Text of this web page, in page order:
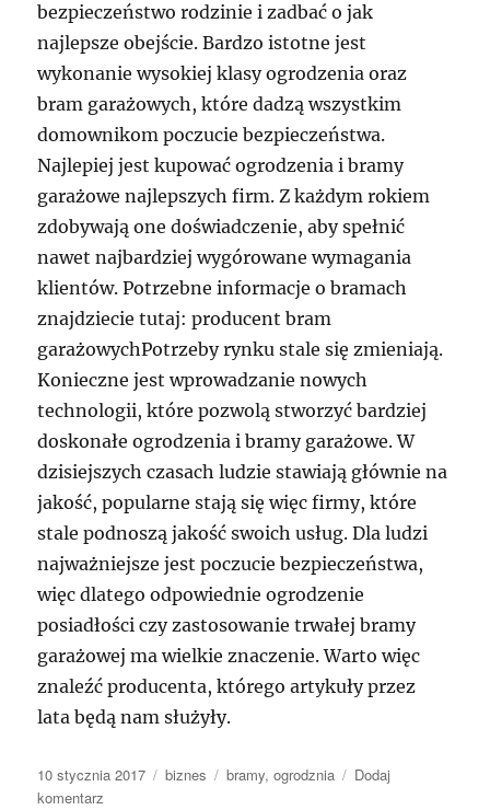
bezpieczeństwo rodzinie i zadbać o jak
najlepsze obejście. Bardzo istotne jest
wykonanie wysokiej klasy ogrodzenia oraz
bram garażowych, które dadzą wszystkim
domownikom poczucie bezpieczeństwa.
Najlepiej jest kupować ogrodzenia i bramy
garażowe najlepszych firm. Z każdym rokiem
zdobywają one doświadczenie, aby spełnić
nawet najbardziej wygórowane wymagania
klientów. Potrzebne informacje o bramach
znajdziecie tutaj: producent bram
garażowychPotrzeby rynku stale się zmieniają.
Konieczne jest wprowadzanie nowych
technologii, które pozwolą stworzyć bardziej
doskonałe ogrodzenia i bramy garażowe. W
dzisiejszych czasach ludzie stawiają głównie na
jakość, popularne stają się więc firmy, które
stale podnoszą jakość swoich usług. Dla ludzi
najważniejsze jest poczucie bezpieczeństwa,
więc dlatego odpowiednie ogrodzenie
posiadłości czy zastosowanie trwałej bramy
garażowej ma wielkie znaczenie. Warto więc
znaleźć producenta, którego artykuły przez
lata będą nam służyły.
Data
publikacji
10 stycznia 2017 Kategorie
biznes Tagi
bramy,ogrodznia
Dodaj
komentarz